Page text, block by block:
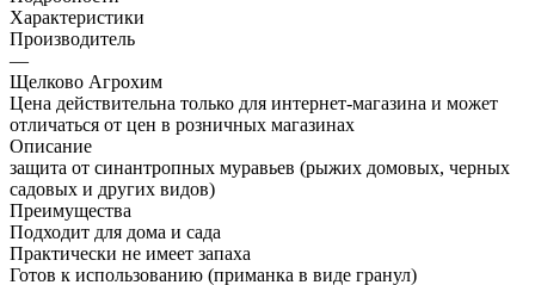
Характеристики
Производитель
—
Щелково Агрохим
Цена действительна только для интернет-магазина и может
отличаться от цен в розничных магазинах
Описание
защита от синантропных муравьев (рыжих домовых, черных
садовых и других видов)
Преимущества
Подходит для дома и сада
Практически не имеет запаха
Готов к использованию (приманка в виде гранул)